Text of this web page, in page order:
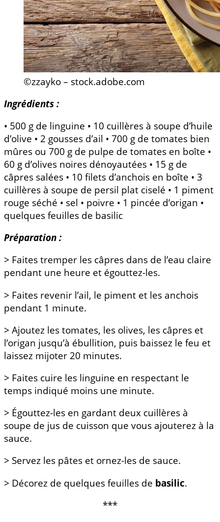
©zzayko – stock.adobe.com
Ingrédients :
• 500 g de linguine • 10 cuillères à soupe d’huile
d’olive • 2 gousses d’ail • 700 g de tomates bien
mûres ou 700 g de pulpe de tomates en boîte •
60 g d’olives noires dénoyautées • 15 g de
câpres salées • 10 filets d’anchois en boîte • 3
cuillères à soupe de persil plat ciselé • 1 piment
rouge séché • sel • poivre • 1 pincée d’origan •
quelques feuilles de basilic
Préparation :
> Faites tremper les câpres dans de l’eau claire
pendant une heure et égouttez-les.
> Faites revenir l’ail, le piment et les anchois
pendant 1 minute.
> Ajoutez les tomates, les olives, les câpres et
l’origan jusqu’à ébullition, puis baissez le feu et
laissez mijoter 20 minutes.
> Faites cuire les linguine en respectant le
temps indiqué moins une minute.
> Égouttez-les en gardant deux cuillères à
soupe de jus de cuisson que vous ajouterez à la
sauce.
> Servez les pâtes et ornez-les de sauce.
> Décorez de quelques feuilles de basilic.
***